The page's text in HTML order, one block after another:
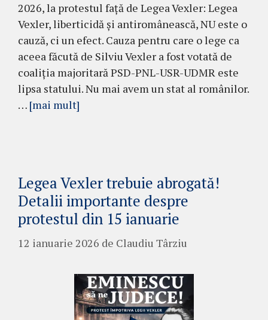
2026, la protestul față de Legea Vexler: Legea
Vexler, liberticidă și antiromânească, NU este o
cauză, ci un efect. Cauza pentru care o lege ca
aceea făcută de Silviu Vexler a fost votată de
coaliția majoritară PSD-PNL-USR-UDMR este
lipsa statului. Nu mai avem un stat al românilor.
… [mai mult]
Legea Vexler trebuie abrogată!
Detalii importante despre
protestul din 15 ianuarie
12 ianuarie 2026 de Claudiu Târziu